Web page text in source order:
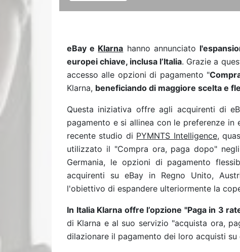
eBay e Klarna hanno annunciato
europei chiave, inclusa l’Italia. Grazie a
accesso alle opzioni di pagamento "
Klarna, beneficiando di maggiore scelta e
Questa iniziativa offre agli acquirenti di
pagamento e si allinea con le preferenze
recente studio di PYMNTS Intelligence,
utilizzato il "Compra ora, paga dopo"
Germania, le opzioni di pagamento
acquirenti su eBay in Regno Unito,
l'obiettivo di espandere ulteriormente la
In Italia Klarna offre l’opzione "Paga in 3
di Klarna e al suo servizio "acquista ora,
dilazionare il pagamento dei loro acquisti su